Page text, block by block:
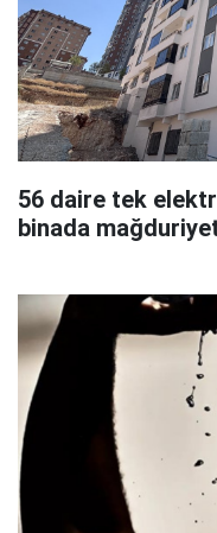
56 daire tek
binada